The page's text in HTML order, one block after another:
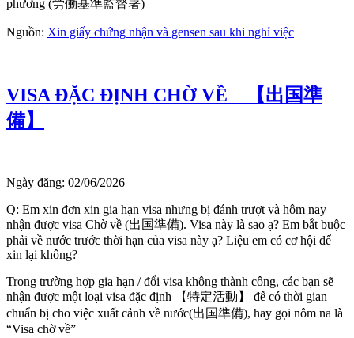
phương (労働基準監督署)
Nguồn: Xin giấy chứng nhận và gensen sau khi nghỉ việc
VISA ĐẶC ĐỊNH CHỜ VỀ 【出国準
備】
Ngày đăng: 02/06/2026
Q: Em xin đơn xin gia hạn visa nhưng bị đánh trượt và hôm nay
nhận được visa Chờ về (出国準備). Visa này là sao ạ? Em bắt buộc
phải về nước trước thời hạn của visa này ạ? Liệu em có cơ hội để
xin lại không?
Trong trường hợp gia hạn / đổi visa không thành công, các bạn sẽ
nhận được một loại visa đặc định 【特定活動】 để có thời gian
chuẩn bị cho việc xuất cảnh về nước(出国準備), hay gọi nôm na là
“Visa chờ về”